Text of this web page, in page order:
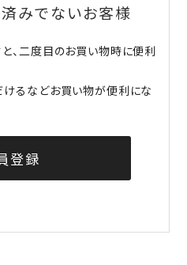
みでないお客様
、二度目のお買い物時に便利
るなどお買い物が便利にな
登録